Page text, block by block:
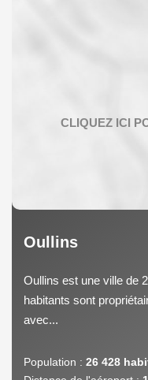
Oullins
Oullins est une ville de
habitants sont
avec...
Population : 26 428